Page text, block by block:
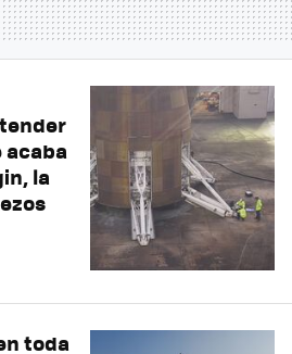
acaba
la
toda